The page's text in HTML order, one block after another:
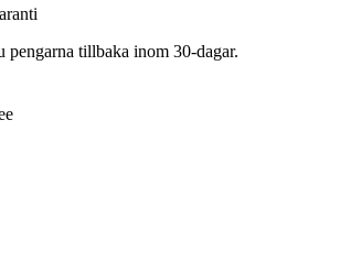
tillbaka inom 30-dagar.